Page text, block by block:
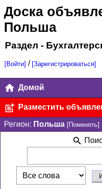
Доска
Польша
Раздел -
[Войти] / [Зарегистрироваться]
Домой
Разместить
Регион: Польша [Поменять]